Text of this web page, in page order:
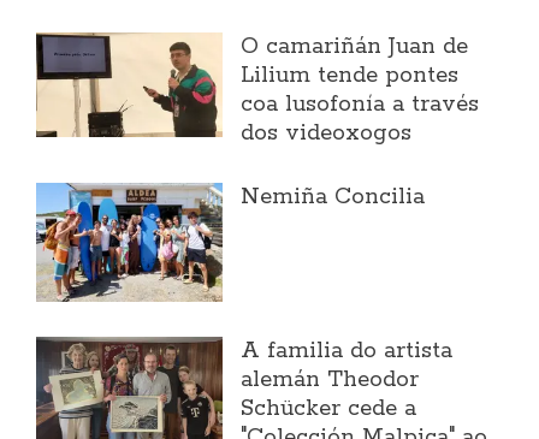
O camariñán Juan de
Lilium tende pontes
coa lusofonía a través
dos videoxogos
Nemiña Concilia
A familia do artista
alemán Theodor
Schücker cede a